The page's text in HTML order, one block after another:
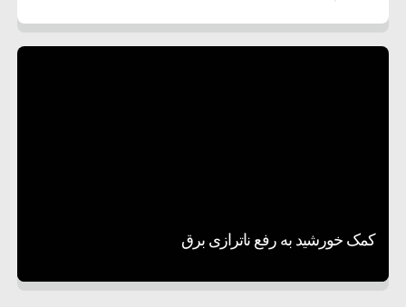
نشده است
وزیر جنگ آمریکا: ماشین جنگی ما آماده حمله ۶:۵۰
حماس شد
کمک خورشید به رفع ناترازی برق
عشق عمیق به مردم
۵ شهر افسانه‌ای هخامنشی که هنوز هم زنده هستند